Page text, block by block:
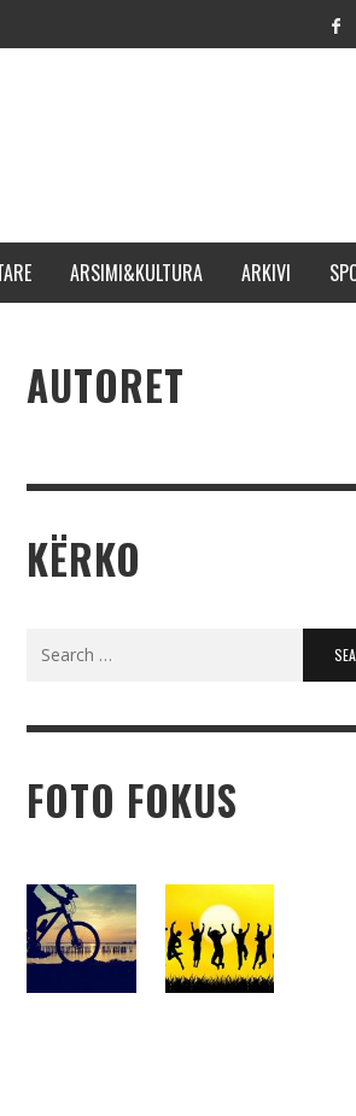
ARSIMI&KULTURA ARKIVI
AUTORET
KËRKO
FOTO FOKUS